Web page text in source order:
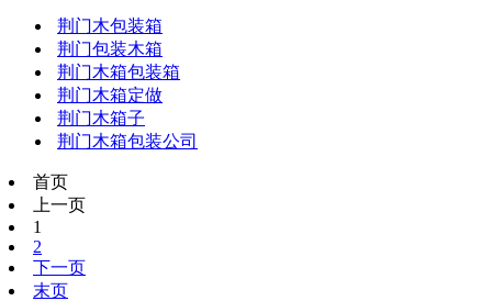
荆门木包装箱
荆门包装木箱
荆门木箱包装箱
荆门木箱定做
荆门木箱子
荆门木箱包装公司
首页
上一页
1
2
下一页
末页